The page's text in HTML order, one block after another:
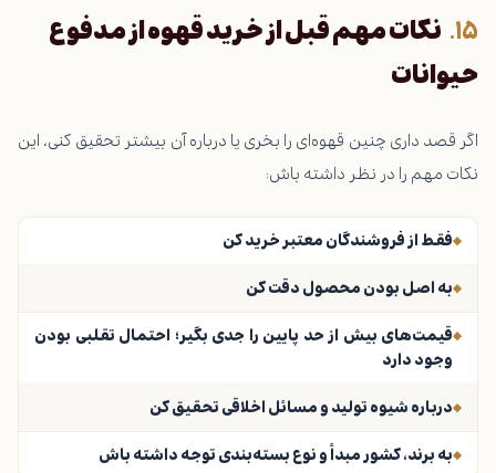
نکات مهم قبل از خرید قهوه از مدفوع
حیوانات
اگر قصد داری چنین قهوه‌ای را بخری یا درباره آن بیشتر تحقیق کنی، این
نکات مهم را در نظر داشته باش:
فقط از فروشندگان معتبر خرید کن
به اصل بودن محصول دقت کن
قیمت‌های بیش از حد پایین را جدی بگیر؛ احتمال تقلبی بودن
وجود دارد
درباره شیوه تولید و مسائل اخلاقی تحقیق کن
به برند، کشور مبدأ و نوع بسته‌بندی توجه داشته باش